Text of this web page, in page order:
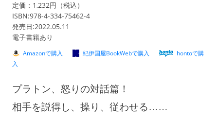
定価：1,232円（税込）
ISBN:978-4-334-75462-4
発売日:2022.05.11
電子書籍あり
Amazonで購入 紀伊国屋BookWebで購入
hontoで購
入
プラトン、怒りの対話篇！
相手を説得し、操り、従わせる……